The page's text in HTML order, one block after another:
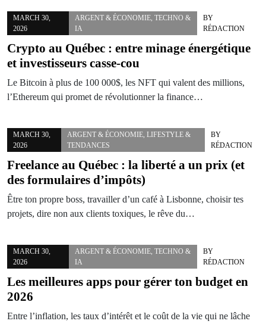
MARCH 30,
2026
ARGENT & ÉCONOMIE, TECHNO &
IA
BY
RÉDACTION
Crypto au Québec : entre minage énergétique
et investisseurs casse-cou
Le Bitcoin à plus de 100 000$, les NFT qui valent des millions,
l’Ethereum qui promet de révolutionner la finance…
MARCH 30,
2026
ARGENT & ÉCONOMIE, LIFESTYLE &
TENDANCES
BY
RÉDACTION
Freelance au Québec : la liberté a un prix (et
des formulaires d’impôts)
Être ton propre boss, travailler d’un café à Lisbonne, choisir tes
projets, dire non aux clients toxiques, le rêve du…
MARCH 30,
2026
ARGENT & ÉCONOMIE, TECHNO &
IA
BY
RÉDACTION
Les meilleures apps pour gérer ton budget en
2026
Entre l’inflation, les taux d’intérêt et le coût de la vie qui ne lâche